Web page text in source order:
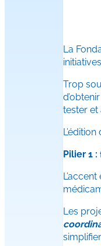
La
Trop
tester
Pilier 1
Les